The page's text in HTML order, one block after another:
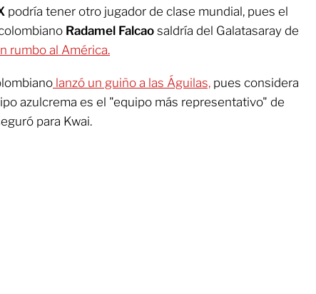
podría tener otro jugador de clase mundial, pues el
Radamel Falcao saldría del Galatasaray de
rumbo al América.
lanzó un guiño a las Águilas, pues considera
azulcrema es el "equipo más representativo" de
para Kwai.